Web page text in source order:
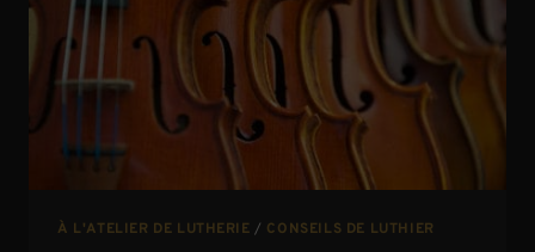
À L'ATELIER DE LUTHERIE / CONSEILS DE LUTHIER